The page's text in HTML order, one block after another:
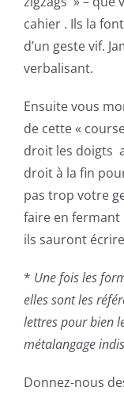
cahier . Ils la
d’un geste vif.
verbalisant.
Ensuite vous
de cette «
droit les doigts
droit à la fin
pas trop votre
faire en fermant
ils sauront
* Une fois les
elles sont les
lettres pour bien
métalangage
Donnez-nous